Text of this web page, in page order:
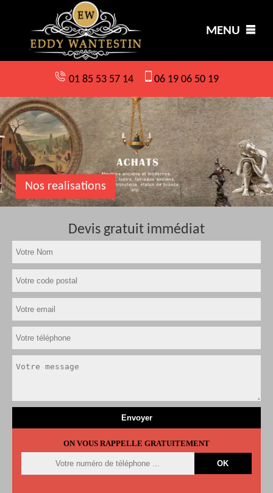
MENU
01 85 53 57 14 06 19 06 50 19
Nos realisations
Devis gratuit immédiat
ON VOUS RAPPELLE GRATUITEMENT